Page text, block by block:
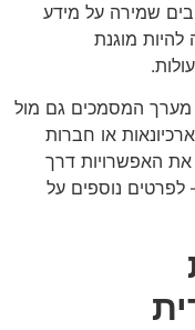
שמירה על מידע
מוגנת
מערך המסמכים גם מול
ארכיונאות או חברות
האפשרויות דרך
לפרטים נוספים על